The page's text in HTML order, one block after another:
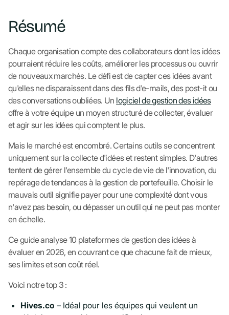
Résumé
Chaque organisation compte des collaborateurs dont les idées
pourraient réduire les coûts, améliorer les processus ou ouvrir
de nouveaux marchés. Le défi est de capter ces idées avant
qu'elles ne disparaissent dans des fils d'e-mails, des post-it ou
des conversations oubliées. Un logiciel de gestion des idées
offre à votre équipe un moyen structuré de collecter, évaluer
et agir sur les idées qui comptent le plus.
Mais le marché est encombré. Certains outils se concentrent
uniquement sur la collecte d'idées et restent simples. D'autres
tentent de gérer l'ensemble du cycle de vie de l'innovation, du
repérage de tendances à la gestion de portefeuille. Choisir le
mauvais outil signifie payer pour une complexité dont vous
n'avez pas besoin, ou dépasser un outil qui ne peut pas monter
en échelle.
Ce guide analyse 10 plateformes de gestion des idées à
évaluer en 2026, en couvrant ce que chacune fait de mieux,
ses limites et son coût réel.
Voici notre top 3 :
Hives.co – Idéal pour les équipes qui veulent un